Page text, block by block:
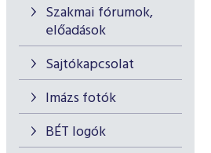
Szakmai fórumok,
előadások
Sajtókapcsolat
Imázs fotók
BÉT logók